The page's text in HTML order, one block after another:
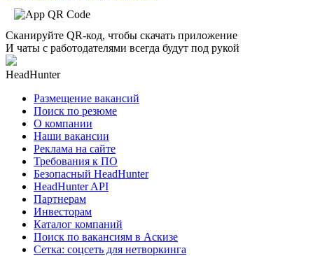
Сканируйте QR-код, чтобы скачать приложение
И чаты с работодателями всегда будут под рукой
HeadHunter
Размещение вакансий
Поиск по резюме
О компании
Наши вакансии
Реклама на сайте
Требования к ПО
Безопасный HeadHunter
HeadHunter API
Партнерам
Инвесторам
Каталог компаний
Поиск по вакансиям в Аскизе
Сетка: соцсеть для нетворкинга